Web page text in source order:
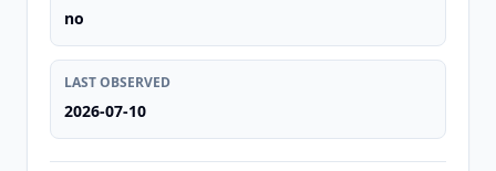
no
LAST OBSERVED
2026-07-10